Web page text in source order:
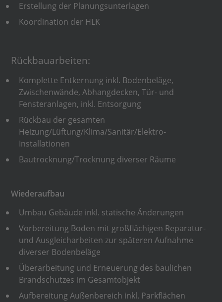
Erstellung der Planungsunterlagen
Koordination der HLK
Rückbauarbeiten:
Komplette Entkernung inkl. Bodenbeläge,
Zwischenwände, Abhangdecken, Tür- und
Fensteranlagen, inkl. Entsorgung
Rückbau der gesamten
Heizung/Lüftung/Klima/Sanitär/Elektro-
Installationen
Bautrocknung/Trocknung diverser Räume
Wiederaufbau
Umbau Gebäude inkl. statische Änderungen
Vorbereitung Boden mit großflächigen Reparatur-
und Ausgleicharbeiten zur späteren Aufnahme
diverser Bodenbeläge
Überarbeitung und Erneuerung des baulichen
Brandschutzes im Gesamtobjekt
Aufbereitung Außenbereich inkl. Parkflächen